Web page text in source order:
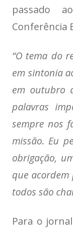
passado
Conferência
“O tema do
em sintonia
em outubro
palavras
sempre nos
missão. Eu
obrigação,
que acordem
todos são
Para o